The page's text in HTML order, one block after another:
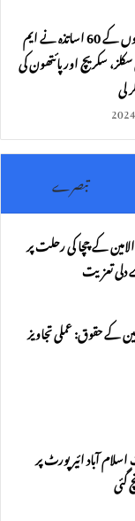
شگر،28 سکولوں کے 60 اساتذہ نے ایم
سکریچ اور پائتھون کی
لی
تبصرے
کے چچا کی رحلت پر
تعزیت
کے حقوق: عملی تجاویز
آباد ائیرپورٹ پر
گئی